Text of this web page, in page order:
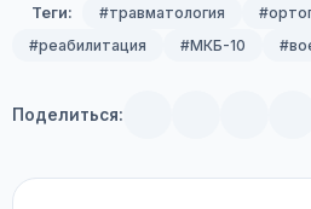
Теги: #травматология
#реабилитация
#МКБ-10
Поделиться: